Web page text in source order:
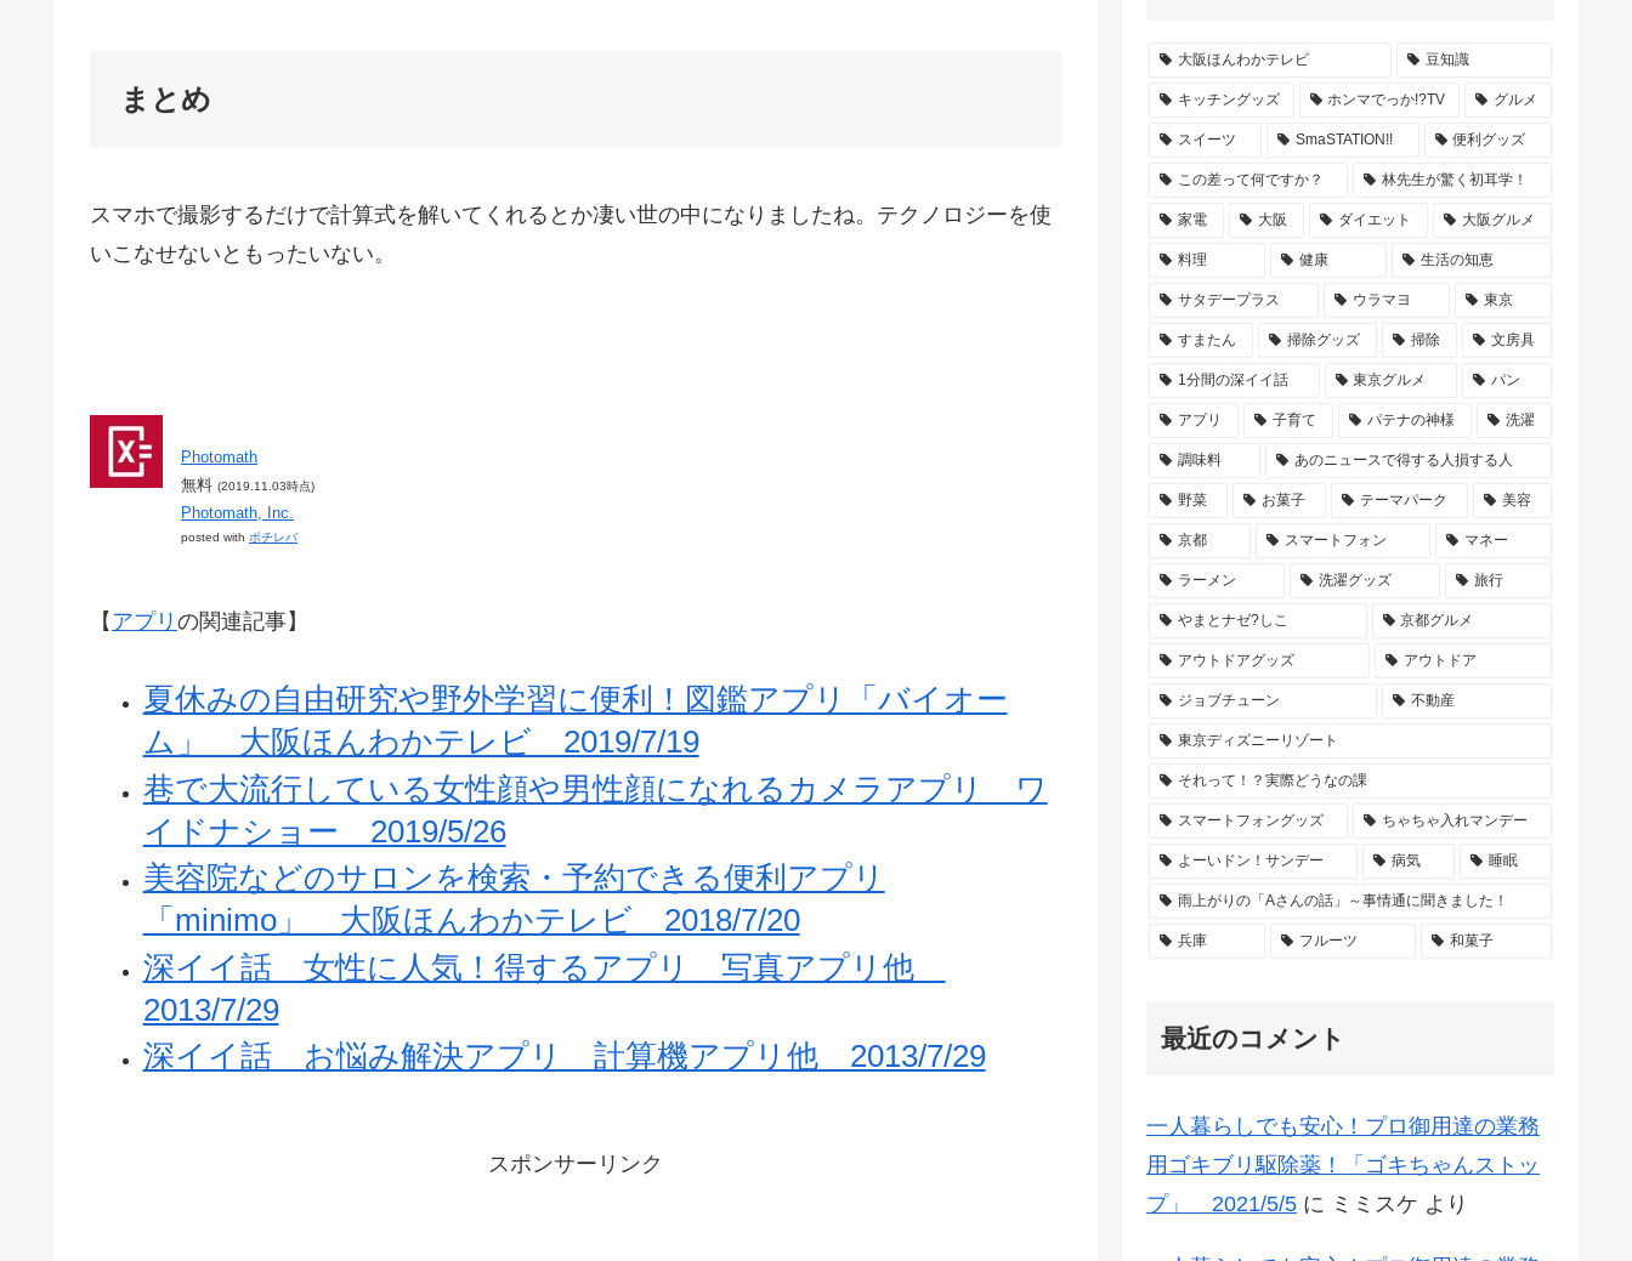
まとめ
スマホで撮影するだけで計算式を解いてくれるとか凄い世の中になりましたね。テクノロジーを使
いこなせないともったいない。
Photomath
無料 (2019.11.03時点)
Photomath, Inc.
posted with ポチレバ
【 アプリ の関連記事】
夏休みの自由研究や野外学習に便利！図鑑アプリ「バイオー
ム」 大阪ほんわかテレビ 2019/7/19
巷で大流行している女性顔や男性顔になれるカメラアプリ ワ
イドナショー 2019/5/26
美容院などのサロンを検索・予約できる便利アプリ
「minimo」 大阪ほんわかテレビ 2018/7/20
深イイ話 女性に人気！得するアプリ 写真アプリ他
2013/7/29
深イイ話 お悩み解決アプリ 計算機アプリ他 2013/7/29
スポンサーリンク
大阪ほんわかテレビ 豆知識
キッチングッズ ホンマでっか!?TV グルメ
スイーツ SmaSTATION!! 便利グッズ
この差って何ですか？ 林先生が驚く初耳学！
家電 大阪 ダイエット 大阪グルメ
料理 健康 生活の知恵
サタデープラス ウラマヨ 東京
すまたん 掃除グッズ 掃除 文房具
1分間の深イイ話 東京グルメ パン
アプリ 子育て パテナの神様 洗濯
調味料 あのニュースで得する人損する人
野菜 お菓子 テーマパーク 美容
京都 スマートフォン マネー
ラーメン 洗濯グッズ 旅行
やまとナゼ?しこ 京都グルメ
アウトドアグッズ アウトドア
ジョブチューン 不動産
東京ディズニーリゾート
それって！？実際どうなの課
スマートフォングッズ ちゃちゃ入れマンデー
よーいドン！サンデー 病気 睡眠
雨上がりの「Aさんの話」～事情通に聞きました！
兵庫 フルーツ 和菓子
最近のコメント
一人暮らしでも安心！プロ御用達の業務
用ゴキブリ駆除薬！「ゴキちゃんストッ
プ」 2021/5/5 に ミミスケ より